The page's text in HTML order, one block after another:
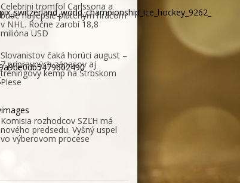
Celebrini tromfol Carlssona a
bude najlepšie plateným hráčom
v NHL. Ročne zarobí 18,8
milióna USD
Slovanistov čaká horúci august –
7 prípravných zápasov aj
tréningový kemp na Štrbskom
Plese
Komisia rozhodcov SZĽH má
nového predsedu. Vyšný uspel
vo výberovom procese